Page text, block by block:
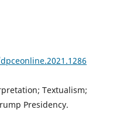
Textualism;
Presidency.